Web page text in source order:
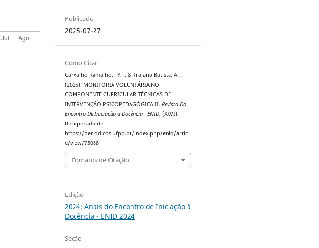
Publicado
2025-07-27
Como Citar
Carvalho Ramalho, . Y. ., & Trajano Batista, A. .
(2025). MONITORIA VOLUNTÁRIA NO
COMPONENTE CURRICULAR TÉCNICAS DE
INTERVENÇÃO PSICOPEDAGÓGICA II.Revista Do
Encontro De Iniciação à Docência - ENID, (XXVI).
Recuperado de
https://periodicos.ufpb.br/index.php/enid/articl
e/view/75088
Fomatos de Citação
Edição
2024: Anais do Encontro de Iniciação à
Docência - ENID 2024
Seção